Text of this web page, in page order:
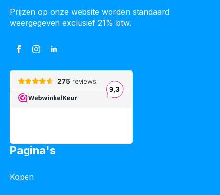
Prijzen op onze website worden standaard
weergegeven exclusief 21% btw.
Pagina's
Kopen